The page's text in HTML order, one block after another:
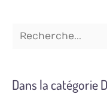
Dans la catégorie